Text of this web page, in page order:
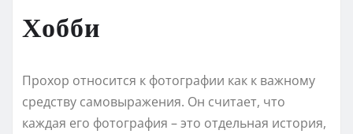
Хобби
Прохор относится к фотографии как к важному
средству самовыражения. Он считает, что
каждая его фотография – это отдельная история,